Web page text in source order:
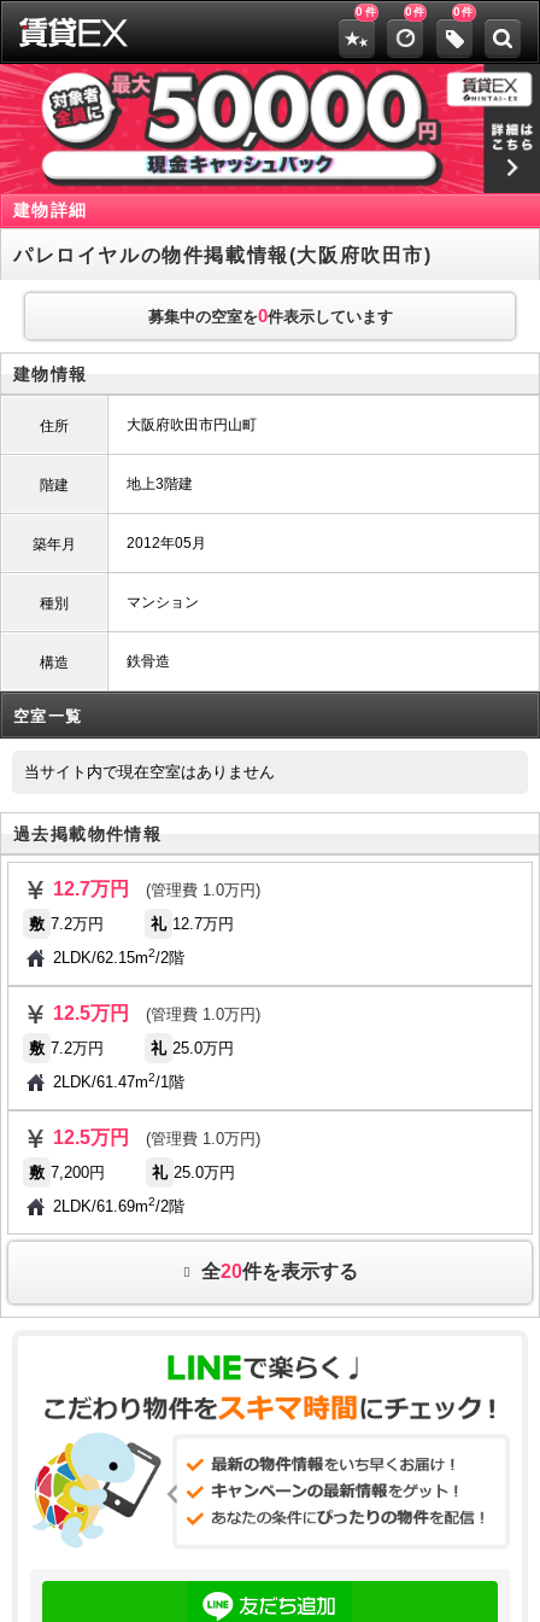
0 件 0件 0件
建物詳細
パレロイヤルの物件掲載情報(大阪府吹田市)
募集中の空室を0件表示しています
建物情報
住所 大阪府吹田市円山町
階建 地上3階建
築年月 2012年05月
種別 マンション
構造 鉄骨造
空室一覧
当サイト内で現在空室はありません
過去掲載物件情報
12.7万円
(管理費 1.0万円)
敷 7.2万円 礼 12.7万円
2LDK/62.15m2/2階
12.5万円
(管理費 1.0万円)
敷 7.2万円 礼 25.0万円
2LDK/61.47m2/1階
12.5万円
(管理費 1.0万円)
敷 7,200円 礼 25.0万円
2LDK/61.69m2/2階
全20件を表示する